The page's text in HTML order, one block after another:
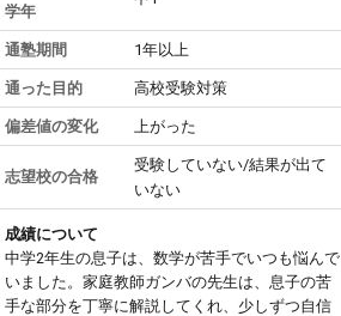
学年
通塾期間 1年以上
通った目的 高校受験対策
偏差値の変化 上がった
志望校の合格
受験していない/結果が出て
いない
成績について
中学2年生の息子は、数学が苦手でいつも悩んで
いました。家庭教師ガンバの先生は、息子の苦
手な部分を丁寧に解説してくれ、少しずつ自信